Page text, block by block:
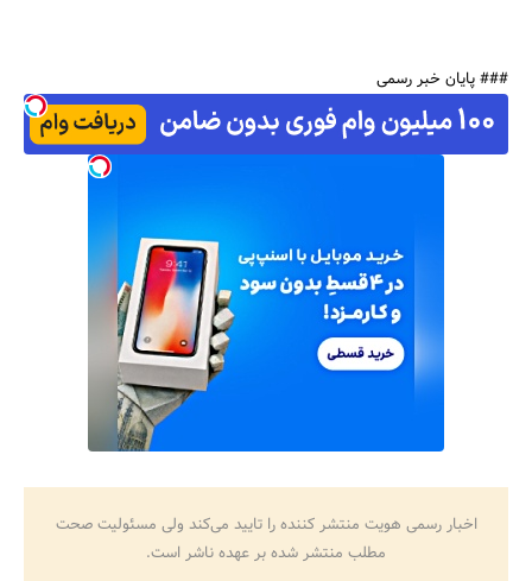
### پایان خبر رسمی
اخبار رسمی هویت منتشر کننده را تایید می‌کند ولی مسئولیت صحت
مطلب منتشر شده بر عهده ناشر است.